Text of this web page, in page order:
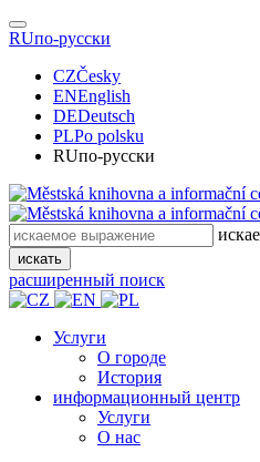
RUпо-русски
CZČesky
ENEnglish
DEDeutsch
PLPo polsku
RUпо-русски
искать
расширенный поиск
Услуги
О городе
История
информационный центр
Услуги
О нас